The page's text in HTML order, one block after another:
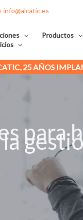
info@alcatic.es
Productos
25 AÑOS
para